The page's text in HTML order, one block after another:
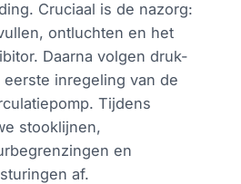
Cruciaal is de nazorg:
ontluchten en het
Daarna volgen druk-
inregeling van de
Tijdens
stooklijnen,
en
af.